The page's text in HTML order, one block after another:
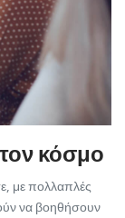
κόσμο
με πολλαπλές
να βοηθήσουν